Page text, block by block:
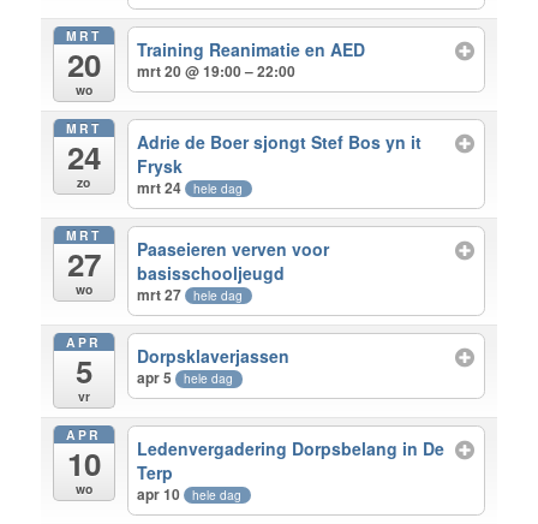
MRT
20
wo
Training Reanimatie en AED
mrt 20 @ 19:00 – 22:00
MRT
24
zo
Adrie de Boer sjongt Stef Bos yn it
Frysk
mrt 24 hele dag
MRT
27
wo
Paaseieren verven voor
basisschooljeugd
mrt 27 hele dag
APR
5
vr
Dorpsklaverjassen
apr 5 hele dag
APR
10
wo
Ledenvergadering Dorpsbelang in De
Terp
apr 10 hele dag